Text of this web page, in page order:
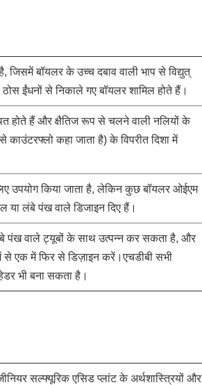
जिसमें बॉयलर के उच्च दबाव वाली भाप से विद्युत्
ईंधनों से निकाले गए बॉयलर शामिल होते हैं।
होते हैं और क्षैतिज रूप से चलने वाली नलियों के
कहा जाता है) के विपरीत दिशा में
उपयोग किया जाता है, लेकिन कुछ बॉयलर ओईएम
या लंबे पंख वाले डिजाइन दिए हैं।
पंख वाले ट्यूबों के साथ उत्पन्न कर सकता है, और
से एक में फिर से डिज़ाइन करें।एचडीबी सभी
भी बना सकता है।
सल्फ्यूरिक एसिड प्लांट के अर्थशास्त्रियों और